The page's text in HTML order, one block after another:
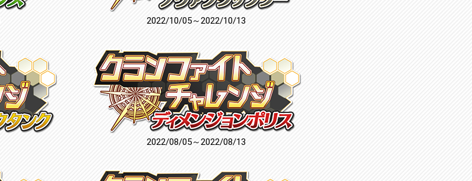
2022/10/05～2022/10/13
2022/08/05～2022/08/13